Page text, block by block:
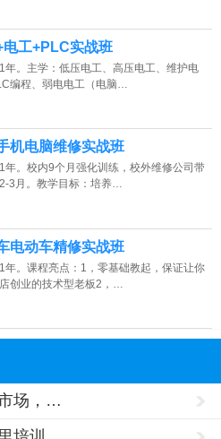
电工+PLC实战班
年。主学：低压电工、高压电工、维护电
编程、弱电电工（电脑…
机电脑维修实战班
年。校内9个月强化训练，校外维修公司带
3月。教学目标：培养…
电动车精修实战班
年。课程亮点：1，零基础教起，保证让你
创业的技术型老板2，…
场，…